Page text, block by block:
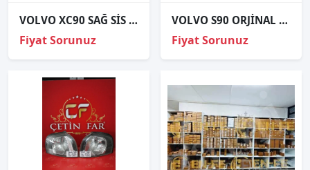
VOLVO XC90 SAĞ SİS FARI ORJİNAL
Fiyat Sorunuz
VOLVO S90 ORJİNAL ÇIKMA SAĞ FAR
Fiyat Sorunuz